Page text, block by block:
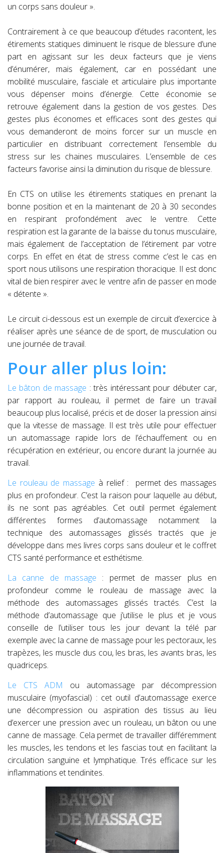
un corps sans douleur ».
Contrairement à ce que beaucoup d’études racontent, les
étirements statiques diminuent le risque de blessure d’une
part en agissant sur les deux facteurs que je viens
d’énumérer, mais également, car en possédant une
mobilité musculaire, fasciale et articulaire plus importante
vous dépenser moins d’énergie. Cette économie se
retrouve également dans la gestion de vos gestes. Des
gestes plus économes et efficaces sont des gestes qui
vous demanderont de moins forcer sur un muscle en
particulier en distribuant correctement l’ensemble du
stress sur les chaines musculaires. L’ensemble de ces
facteurs favorise ainsi la diminution du risque de blessure.
En CTS on utilise les étirements statiques en prenant la
bonne position et en la maintenant de 20 à 30 secondes
en respirant profondément avec le ventre. Cette
respiration est la garante de la baisse du tonus musculaire,
mais également de l’acceptation de l’étirement par votre
corps. En effet en état de stress comme c’est le cas en
sport nous utilisons une respiration thoracique. Il est donc
vital de bien respirer avec le ventre afin de passer en mode
« détente ».
Le circuit ci-dessous est un exemple de circuit d’exercice à
réaliser après une séance de de sport, de musculation ou
une journée de travail.
Pour aller plus loin:
Le bâton de massage : très intéressant pour débuter car,
par rapport au rouleau, il permet de faire un travail
beaucoup plus localisé, précis et de doser la pression ainsi
que la vitesse de massage. Il est très utile pour effectuer
un automassage rapide lors de l’échauffement ou en
récupération en extérieur, ou encore durant la journée au
travail.
Le rouleau de massage à relief : permet des massages
plus en profondeur. C’est la raison pour laquelle au début,
ils ne sont pas agréables. Cet outil permet également
différentes formes d’automassage notamment la
technique des automassages glissés tractés que je
développe dans mes livres corps sans douleur et le coffret
CTS santé performance et esthétisme.
La canne de massage : permet de masser plus en
profondeur comme le rouleau de massage avec la
méthode des automassages glissés tractés. C’est la
méthode d’automassage que j’utilise le plus et je vous
conseille de l’utiliser tous les jour devant la télé par
exemple avec la canne de massage pour les pectoraux, les
trapèzes, les muscle dus cou, les bras, les avants bras, les
quadriceps.
Le CTS ADM ou automassage par décompression
musculaire (myofascial) : cet outil d’automassage exerce
une décompression ou aspiration des tissus au lieu
d’exercer une pression avec un rouleau, un bâton ou une
canne de massage. Cela permet de travailler différemment
les muscles, les tendons et les fascias tout en facilitant la
circulation sanguine et lymphatique. Trés efficace sur les
inflammations et tendinites.